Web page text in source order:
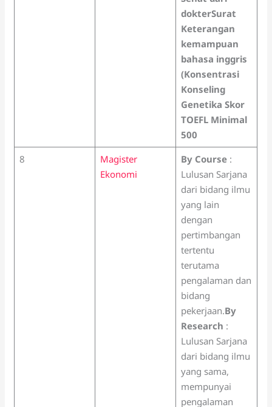
dokterSurat
Keterangan
kemampuan
bahasa inggris
(Konsentrasi
Konseling
Genetika Skor
TOEFL Minimal
500
8
Magister
Ekonomi
By Course:
Lulusan Sarjana
dari bidang ilmu
yang lain
dengan
pertimbangan
tertentu
terutama
pengalaman dan
bidang
pekerjaan.By
Research :
Lulusan Sarjana
dari bidang ilmu
yang sama,
mempunyai
pengalaman